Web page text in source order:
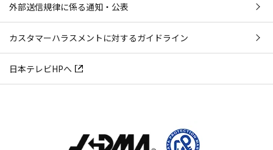
外部送信規律に係る通知・公表
カスタマーハラスメントに対するガイドライン
日本テレビHPへ